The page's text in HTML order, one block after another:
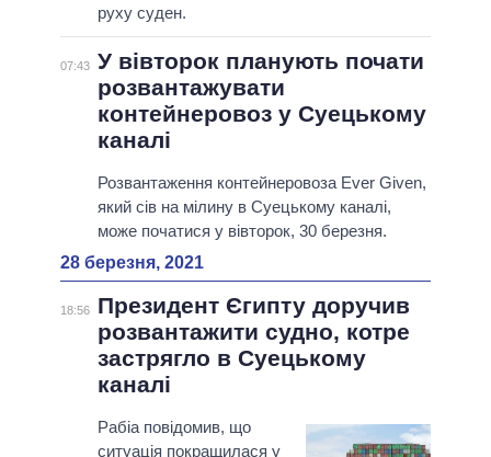
руху суден.
07:43 У вівторок планують почати
розвантажувати
контейнеровоз у Суецькому
каналі
Розвантаження контейнеровоза Ever Given,
який сів на мілину в Суецькому каналі,
може початися у вівторок, 30 березня.
28 березня, 2021
18:56
Президент Єгипту доручив
розвантажити судно, котре
застрягло в Суецькому
каналі
Рабіа повідомив, що
ситуація покращилася у